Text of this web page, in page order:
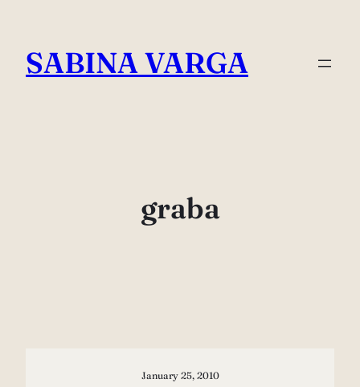
content
SABINA VARGA
graba
January 25, 2010